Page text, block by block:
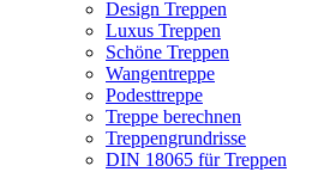
Design Treppen
Luxus Treppen
Schöne Treppen
Wangentreppe
Podesttreppe
Treppe berechnen
Treppengrundrisse
DIN 18065 für Treppen